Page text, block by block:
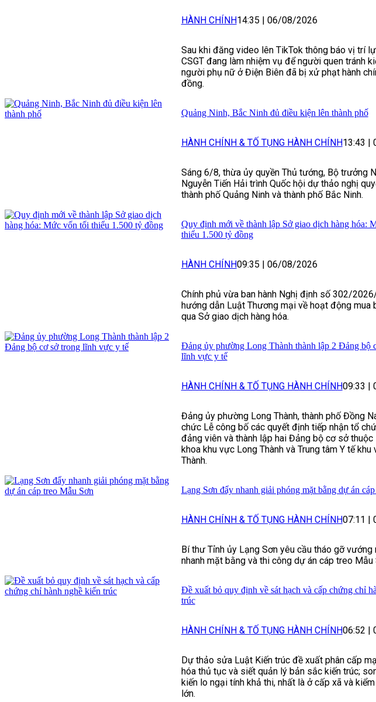
HÀNH CHÍNH14:35 06/08/2026
Sau khi đăng video lên TikTok thông báo vị trí
CSGT đang làm nhiệm vụ để người quen tránh
người phụ nữ ở Điện Biên đã bị xử phạt hành
đồng.
Quảng Ninh, Bắc Ninh đủ điều kiện lên thành phố
HÀNH CHÍNH & TỐ TỤNG HÀNH CHÍNH13:43
Sáng 6/8, thừa ủy quyền Thủ tướng, Bộ trưởng
Nguyễn Tiến Hải trình Quốc hội dự thảo nghị
thành phố Quảng Ninh và thành phố Bắc Ninh.
Quy định mới về thành lập Sở giao dịch hàng hóa:
thiểu 1.500 tỷ đồng
HÀNH CHÍNH09:35 06/08/2026
Chính phủ vừa ban hành Nghị định số 302/
hướng dẫn Luật Thương mại về hoạt động mua
qua Sở giao dịch hàng hóa.
Đảng ủy phường Long Thành thành lập 2 Đảng bộ
lĩnh vực y tế
HÀNH CHÍNH & TỐ TỤNG HÀNH CHÍNH09:33
Đảng ủy phường Long Thành, thành phố Đồng
chức Lễ công bố các quyết định tiếp nhận tổ
đảng viên và thành lập hai Đảng bộ cơ sở thuộc
khoa khu vực Long Thành và Trung tâm Y tế khu
Thành.
Lạng Sơn đẩy nhanh giải phóng mặt bằng dự án
HÀNH CHÍNH & TỐ TỤNG HÀNH CHÍNH07:11
Bí thư Tỉnh ủy Lạng Sơn yêu cầu tháo gỡ vướng
nhanh mặt bằng và thi công dự án cáp treo Mẫu
Đề xuất bỏ quy định về sát hạch và cấp chứng chỉ
trúc
HÀNH CHÍNH & TỐ TỤNG HÀNH CHÍNH06:52
Dự thảo sửa Luật Kiến trúc đề xuất phân cấp
hóa thủ tục và siết quản lý bản sắc kiến trúc;
kiến lo ngại tính khả thi, nhất là ở cấp xã và
lớn.